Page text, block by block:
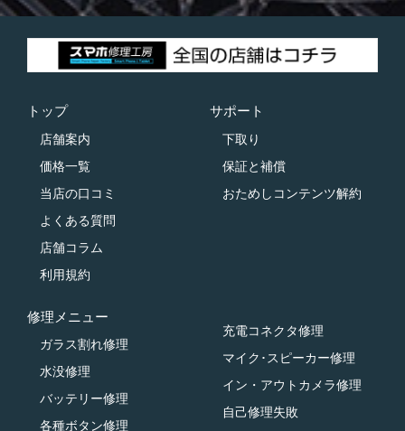
トップ
店舗案内
価格一覧
当店の口コミ
よくある質問
店舗コラム
利用規約
サポート
下取り
保証と補償
おためしコンテンツ解約
修理メニュー
ガラス割れ修理
水没修理
バッテリー修理
各種ボタン修理
充電コネクタ修理
マイク･スピーカー修理
イン・アウトカメラ修理
自己修理失敗